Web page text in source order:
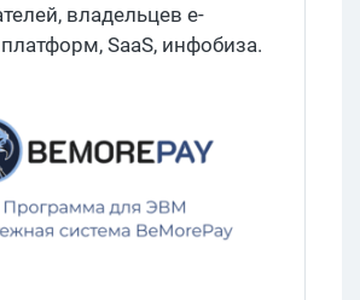
владельцев e-
SaaS, инфобиза.
как раз разбираем
сервис Bemorepay. Создан
учитывает
рынка, работает на